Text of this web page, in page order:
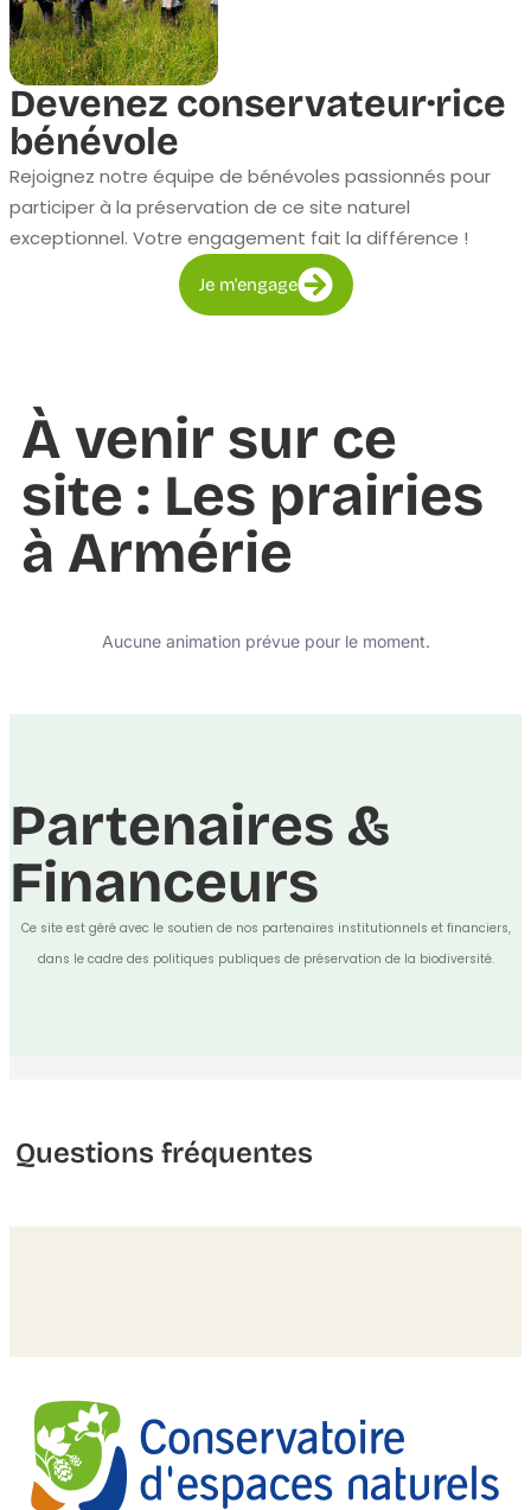
Devenez conservateur·rice
bénévole
Rejoignez notre équipe de bénévoles passionnés pour
participer à la préservation de ce site naturel
exceptionnel. Votre engagement fait la différence !
Je m'engage
À venir sur ce
site : Les prairies
à Armérie
Aucune animation prévue pour le moment.
Partenaires &
Financeurs
Ce site est géré avec le soutien de nos partenaires institutionnels et financiers,
dans le cadre des politiques publiques de préservation de la biodiversité.
Questions fréquentes